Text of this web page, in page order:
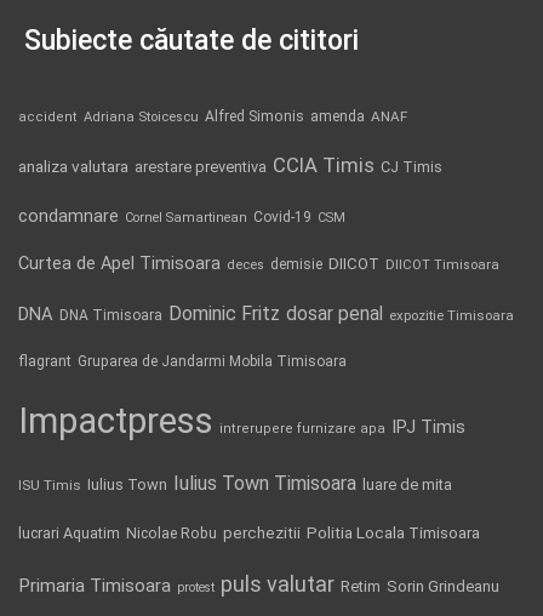
Subiecte căutate de cititori
accident Adriana Stoicescu Alfred Simonis amenda ANAF
analiza valutara arestare preventiva CCIA Timis CJ Timis
condamnare Cornel Samartinean Covid-19 CSM
Curtea de Apel Timisoara deces demisie DIICOT DIICOT Timisoara
DNA DNA Timisoara Dominic Fritz dosar penal expozitie Timisoara
flagrant Gruparea de Jandarmi Mobila Timisoara
Impactpress intrerupere furnizare apa IPJ Timis
ISU Timis Iulius Town Iulius Town Timisoara luare de mita
lucrari Aquatim Nicolae Robu perchezitii Politia Locala Timisoara
Primaria Timisoara protest puls valutar Retim Sorin Grindeanu